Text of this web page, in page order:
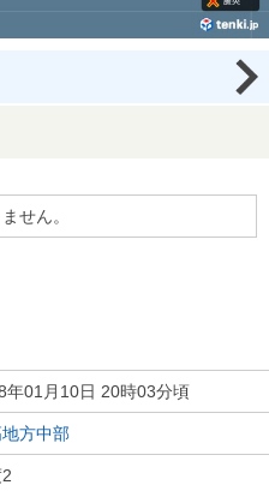
せん。
年01月10日 20時03分頃
地方中部